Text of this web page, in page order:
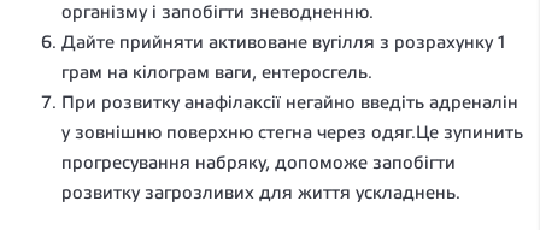
організму і запобігти зневодненню.
Дайте прийняти активоване вугілля з розрахунку 1
грам на кілограм ваги, ентеросгель.
При розвитку анафілаксії негайно введіть адреналін
у зовнішню поверхню стегна через одяг.Це зупинить
прогресування набряку, допоможе запобігти
розвитку загрозливих для життя ускладнень.